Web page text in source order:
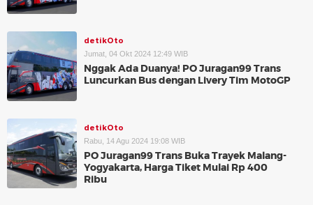
detikOto
Jumat, 04 Okt 2024 12:49 WIB
Nggak Ada Duanya! PO Juragan99 Trans
Luncurkan Bus dengan Livery Tim MotoGP
detikOto
Rabu, 14 Agu 2024 19:08 WIB
PO Juragan99 Trans Buka Trayek Malang-
Yogyakarta, Harga Tiket Mulai Rp 400
Ribu